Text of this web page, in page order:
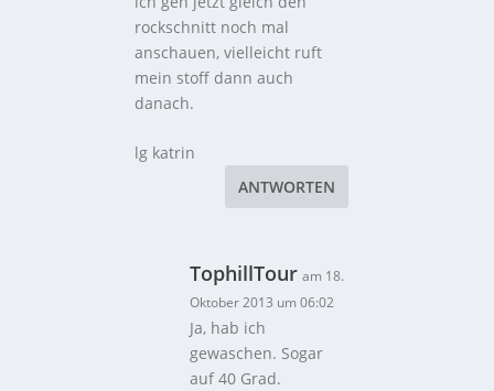
rockschnitt noch mal
anschauen, vielleicht ruft
mein stoff dann auch
danach.
lg katrin
ANTWORTEN
TophillTour am 18.
Oktober 2013 um 06:02
Ja, hab ich
gewaschen. Sogar
auf 40 Grad.